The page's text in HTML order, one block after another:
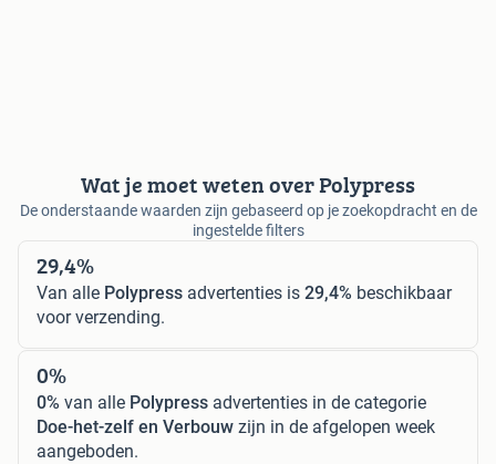
Wat je moet weten over Polypress
De onderstaande waarden zijn gebaseerd op je zoekopdracht en de
ingestelde filters
29,4%
Van alle Polypress advertenties is 29,4% beschikbaar
voor verzending.
0%
0% van alle Polypress advertenties in de categorie
Doe-het-zelf en Verbouw zijn in de afgelopen week
aangeboden.